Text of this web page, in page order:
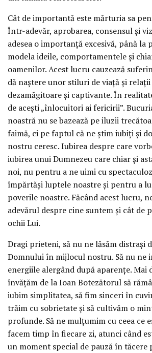
Cât de importantă este mărturia sa
Într-adevăr, aprobarea, consensul și
adesea o importanță excesivă, până la
modela ideile, comportamentele și
oamenilor. Acest lucru cauzează
dă naștere unor stiluri de viață și
dezamăgitoare și captivante. În
de acești „înlocuitori ai fericirii”.
noastră nu se bazează pe iluzii
faimă, ci pe faptul că ne știm iubiți și
nostru ceresc. Iubirea despre care
iubirea unui Dumnezeu care chiar și
noi, nu pentru a ne uimi cu
împărtăși luptele noastre și pentru a
poverile noastre. Făcând acest lucru,
adevărul despre cine suntem și cât de
ochii Lui.
Dragi prieteni, să nu ne lăsăm distrași
Domnului în mijlocul nostru. Să nu ne
energiile alergând după aparențe. Mai
învățăm de la Ioan Botezătorul să
iubim simplitatea, să fim sinceri în
trăim cu sobrietate și să cultivăm o
profunde. Să ne mulțumim cu ceea ce
facem timp în fiecare zi, atunci când
un moment special de pauză în tăcere